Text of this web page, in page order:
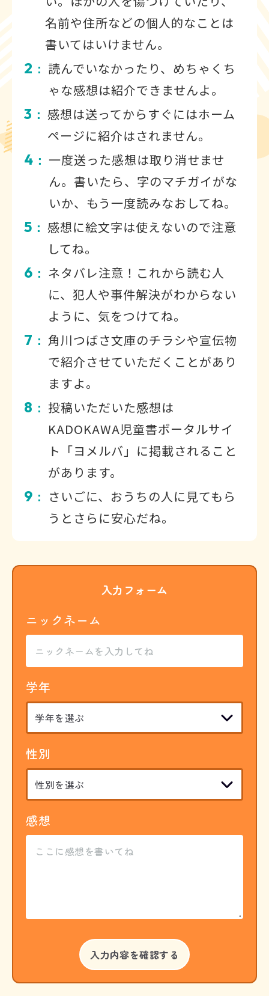
名前や住所などの個人的なことは
書いてはいけません。
2 ： 読んでいなかったり、めちゃくち
ゃな感想は紹介できませんよ。
3 ： 感想は送ってからすぐにはホーム
ページに紹介はされません。
4 ： 一度送った感想は取り消せませ
ん。書いたら、字のマチガイがな
いか、もう一度読みなおしてね。
5 ： 感想に絵文字は使えないので注意
してね。
6 ： ネタバレ注意！これから読む人
に、犯人や事件解決がわからない
ように、気をつけてね。
7 ： 角川つばさ文庫のチラシや宣伝物
で紹介させていただくことがあり
ますよ。
8 ： 投稿いただいた感想は
KADOKAWA児童書ポータルサイ
ト「ヨメルバ」に掲載されること
があります。
9 ：
さいごに、おうちの人に見てもら
うとさらに安心だね。
入力フォーム
ニックネーム
学年
性別
感想